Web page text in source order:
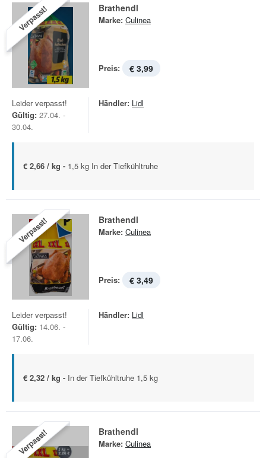
Verpasst! Brathendl
Marke: Culinea
Preis: € 3,99
Leider verpasst!
Gültig: 27.04. -
30.04.
Händler: Lidl
€ 2,66 / kg - 1,5 kg In der Tiefkühltruhe
Verpasst! Brathendl
Marke: Culinea
Preis: € 3,49
Leider verpasst!
Gültig: 14.06. -
17.06.
Händler: Lidl
€ 2,32 / kg - In der Tiefkühltruhe 1,5 kg
Verpasst! Brathendl
Marke: Culinea